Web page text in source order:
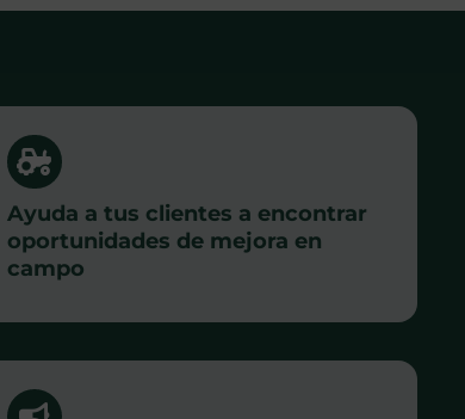
Ayuda a tus clientes a encontrar
oportunidades de mejora en
campo